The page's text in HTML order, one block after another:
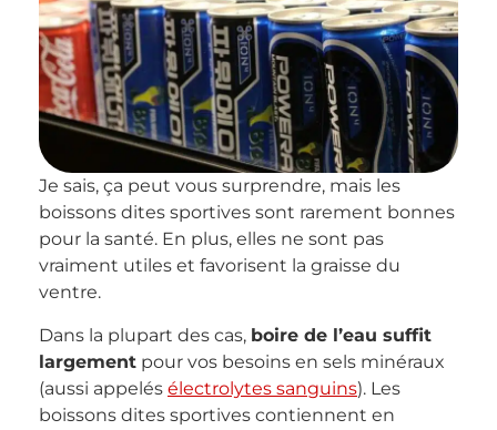
Je sais, ça peut vous surprendre, mais les
boissons dites sportives sont rarement bonnes
pour la santé. En plus, elles ne sont pas
vraiment utiles et favorisent la graisse du
ventre.
Dans la plupart des cas, boire de l’eau suffit
largement pour vos besoins en sels minéraux
(aussi appelés électrolytes sanguins). Les
boissons dites sportives contiennent en